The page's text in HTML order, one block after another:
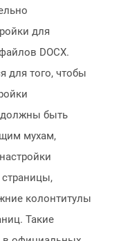
для
DOCX.
для того, чтобы
должны быть
мухам,
колонтитулы
Такие